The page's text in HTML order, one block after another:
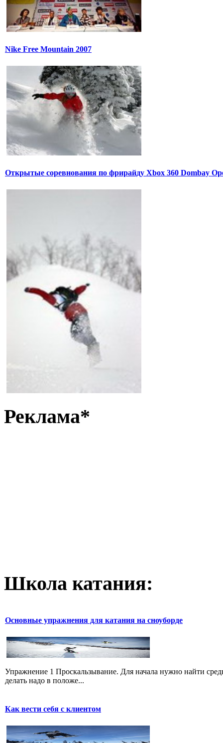
Nike Free Mountain 2007
Открытые соревнования по фрирайду Xbox 360 Dombay
Реклама*
Школа катания:
Основные упражнения для катания на сноуборде
Упражнение 1 Проскальзывание. Для начала нужно найти
делать надо в положе...
Как вести себя с клиентом